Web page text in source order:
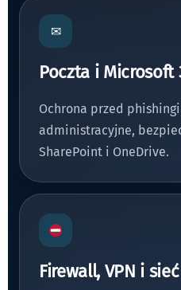
✉
Poczta i Microsoft
Ochrona przed
administracyjne,
SharePoint i OneDrive.
Firewall, VPN i sieć